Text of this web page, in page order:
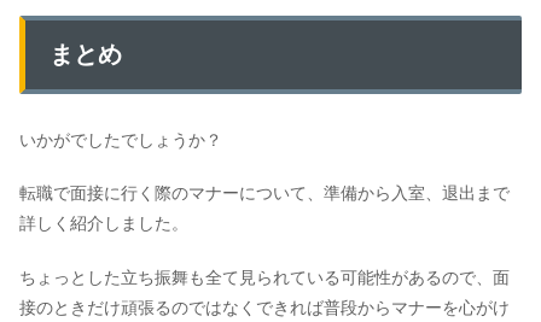
まとめ
いかがでしたでしょうか？
転職で面接に行く際のマナーについて、準備から入室、退出まで
詳しく紹介しました。
ちょっとした立ち振舞も全て見られている可能性があるので、面
接のときだけ頑張るのではなくできれば普段からマナーを心がけ